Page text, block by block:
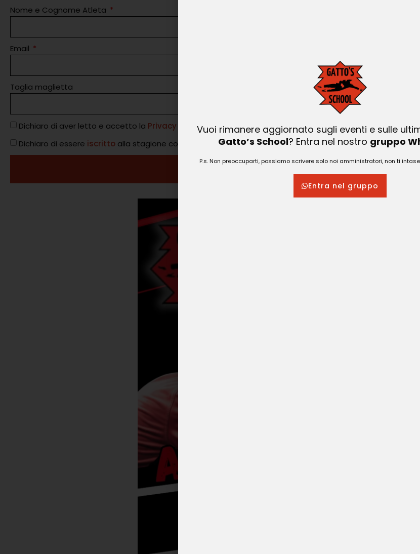
Nome e Cognome Atleta
Email
Taglia maglietta Pranzo
Dichiaro di aver letto e accetto la Privacy Policy
Dichiaro di essere iscritto alla stagione corrente della Gatto's School
Vuoi rimanere aggiornato sugli eventi e sulle
Gatto’s School? Entra nel nostro gruppo
P.s. Non preoccuparti, possiamo scrivere solo noi amministratori, non ti
Entra nel gruppo